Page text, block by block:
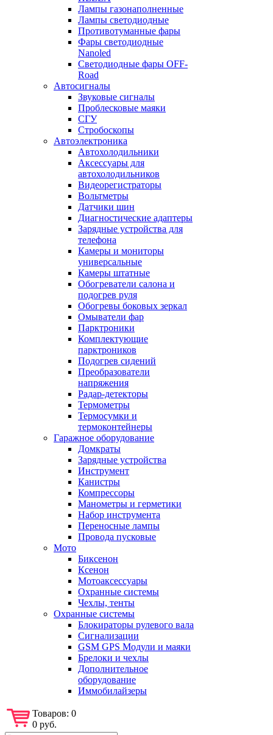
Лампы газонаполненные
Лампы светодиодные
Противотуманные фары
Фары светодиодные
Nanoled
Светодиодные фары OFF-
Road
Автосигналы
Звуковые сигналы
Проблесковые маяки
СГУ
Стробоскопы
Автоэлектроника
Автохолодильники
Аксессуары для
автохолодильников
Видеорегистраторы
Вольтметры
Датчики шин
Диагностические адаптеры
Зарядные устройства для
телефона
Камеры и мониторы
универсальные
Камеры штатные
Обогреватели салона и
подогрев руля
Обогревы боковых зеркал
Омыватели фар
Парктроники
Комплектующие
парктроников
Подогрев сидений
Преобразователи
напряжения
Радар-детекторы
Термометры
Термосумки и
термоконтейнеры
Гаражное оборудование
Домкраты
Зарядные устройства
Инструмент
Канистры
Компрессоры
Манометры и герметики
Набор инструмента
Переносные лампы
Провода пусковые
Мото
Биксенон
Ксенон
Мотоаксессуары
Охранные системы
Чехлы, тенты
Охранные системы
Блокираторы рулевого вала
Сигнализации
GSM GPS Модули и маяки
Брелоки и чехлы
Дополнительное
оборудование
Иммобилайзеры
Товаров: 0
0 руб.